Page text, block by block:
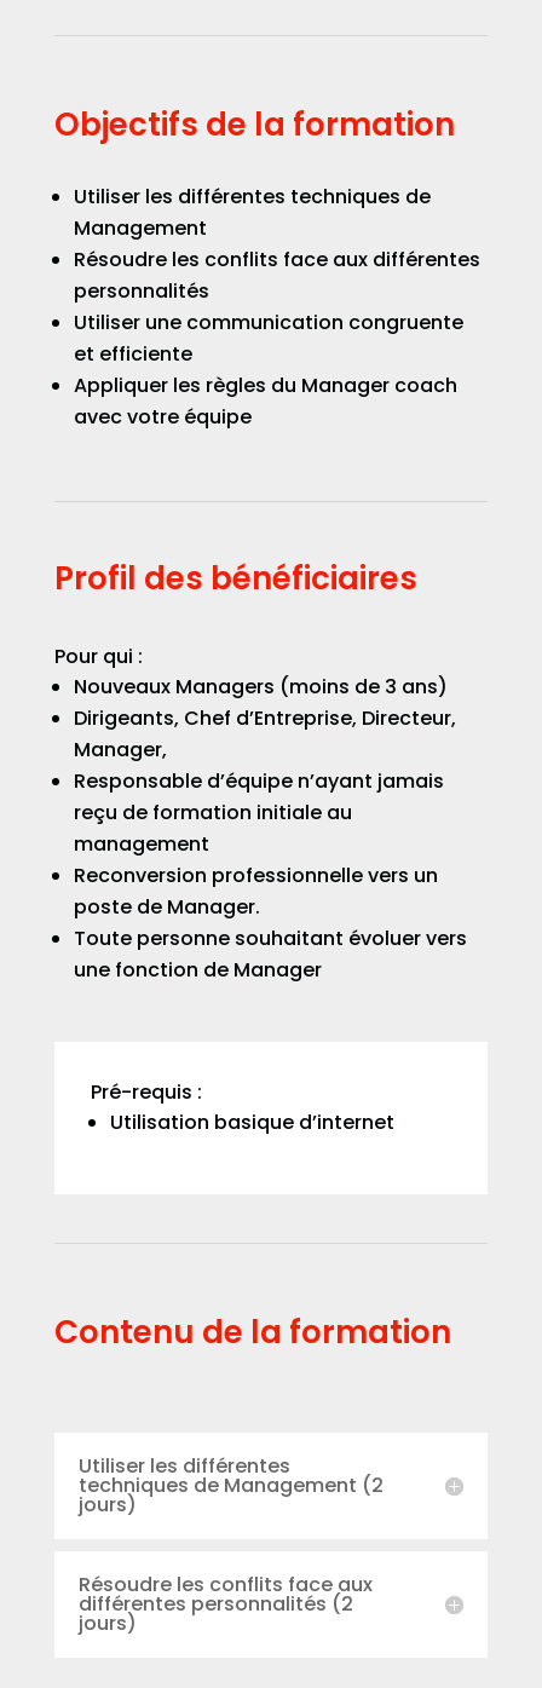
Objectifs de la formation
Utiliser les différentes techniques de
Management
Résoudre les conflits face aux différentes
personnalités
Utiliser une communication congruente
et efficiente
Appliquer les règles du Manager coach
avec votre équipe
Profil des bénéficiaires
Pour qui :
Nouveaux Managers (moins de 3 ans)
Dirigeants, Chef d’Entreprise, Directeur,
Manager,
Responsable d’équipe n’ayant jamais
reçu de formation initiale au
management
Reconversion professionnelle vers un
poste de Manager.
Toute personne souhaitant évoluer vers
une fonction de Manager
Pré-requis :
Utilisation basique d’internet
Contenu de la formation
Utiliser les différentes
techniques de Management (2
jours)
Résoudre les conflits face aux
différentes personnalités (2
jours)